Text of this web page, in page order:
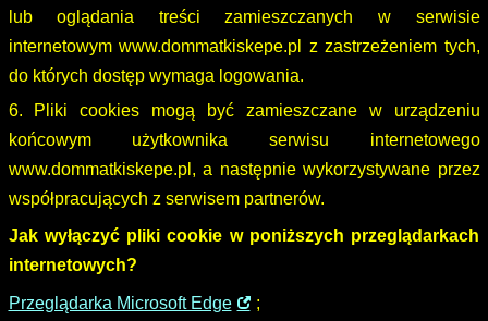
lub oglądania treści zamieszczanych w serwisie
internetowym www.dommatkiskepe.pl z zastrzeżeniem tych,
do których dostęp wymaga logowania.
6. Pliki cookies mogą być zamieszczane w urządzeniu
końcowym użytkownika serwisu internetowego
www.dommatkiskepe.pl, a następnie wykorzystywane przez
współpracujących z serwisem partnerów.
Jak wyłączyć pliki cookie w poniższych przeglądarkach
internetowych?
Przeglądarka Microsoft Edge
;